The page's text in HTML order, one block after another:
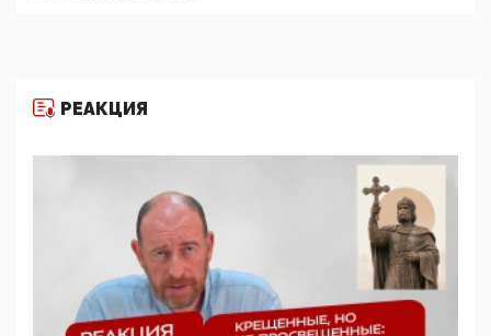
11:53, 09 Июня 2026
деятельность ИИТО ЮНЕСКО в России, но
цифроглобалисты продолжают определять
повестку в образовании
09:43, 01 Июня 2026
5G за счет здоровья граждан: Минцифры намерено
отобрать у регионов и муниципалитетов право
защищать жилые дома и социальные объекты от
РЕАКЦИЯ